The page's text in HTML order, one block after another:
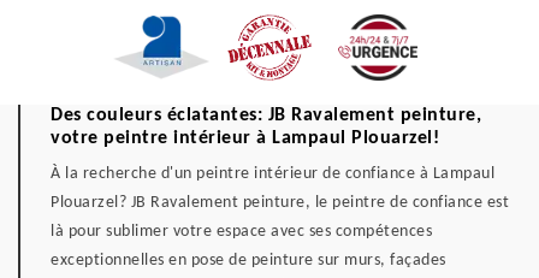
Des couleurs éclatantes: JB Ravalement peinture,
votre peintre intérieur à Lampaul Plouarzel!
À la recherche d'un peintre intérieur de confiance à Lampaul
Plouarzel? JB Ravalement peinture, le peintre de confiance est
là pour sublimer votre espace avec ses compétences
exceptionnelles en pose de peinture sur murs, façades